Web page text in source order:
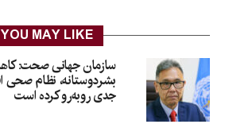
YOU MAY LIKE
سازمان جهانی صحت:
بشردوستانه، نظام صحی
جدی روبه‌رو کرده است